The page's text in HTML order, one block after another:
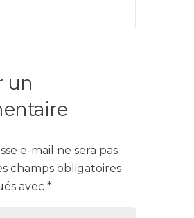
un
e-mail ne sera pas
champs obligatoires
avec *